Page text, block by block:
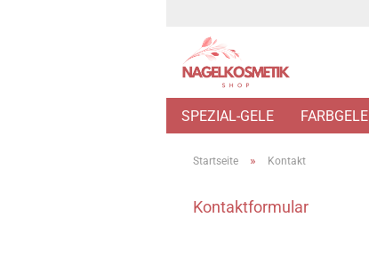
SPEZIAL-GELE FARBGELE
Startseite » Kontakt
Kontaktformular